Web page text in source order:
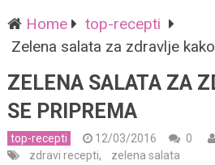
Home
top-recepti
Zelena salata za zdravlje
ZELENA SALATA ZA
SE PRIPREMA
top-recepti 12/03/2016 0
zdravi recepti, zelena salata